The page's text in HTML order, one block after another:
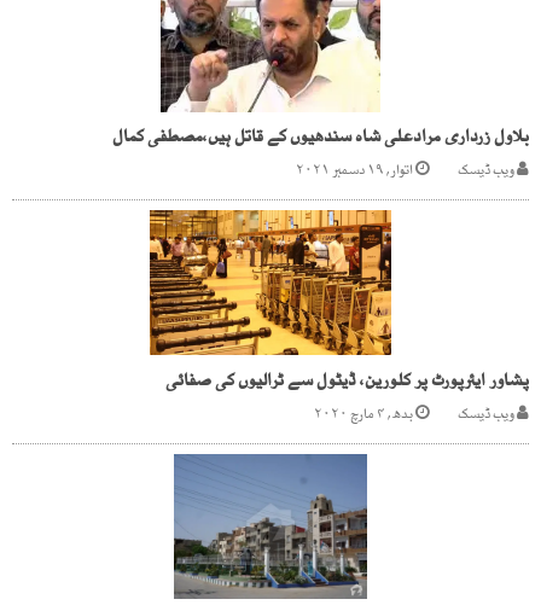
بلاول زرداری مرادعلی شاہ سندھیوں کے قاتل ہیں،مصطفی کمال
ویب ڈیسک اتوار, ۱۹ دسمبر ۲۰۲۱
پشاور ایئرپورٹ پر کلورین، ڈیٹول سے ٹرالیوں کی صفائی
ویب ڈیسک بدھ, ۴ مارچ ۲۰۲۰